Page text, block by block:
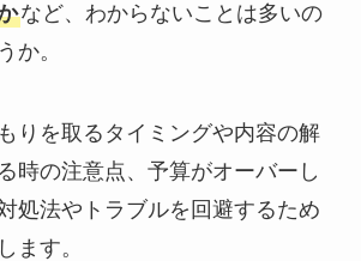
など、わからないことは多いの
か。
りを取るタイミングや内容の解
時の注意点、予算がオーバーし
処法やトラブルを回避するため
ます。